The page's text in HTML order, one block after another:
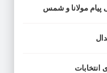
انتخابات